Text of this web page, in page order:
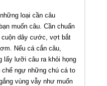
loại cần câu
muốn câu. Cần chuẩn
dây cước, vợt bắt
Nếu cá cắn câu,
lấy lưỡi câu ra khỏi họng
ngự những chú cá to
vùng vẫy như muốn